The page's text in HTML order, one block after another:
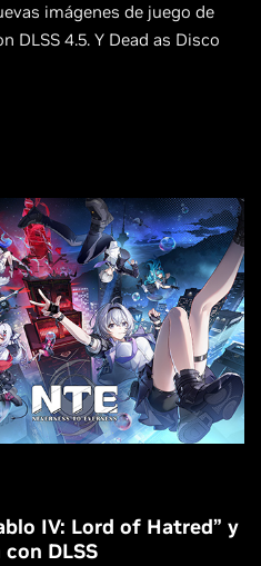
imágenes de juego de
DLSS 4.5. Y Dead as Disco
IV: Lord of Hatred” y
con DLSS